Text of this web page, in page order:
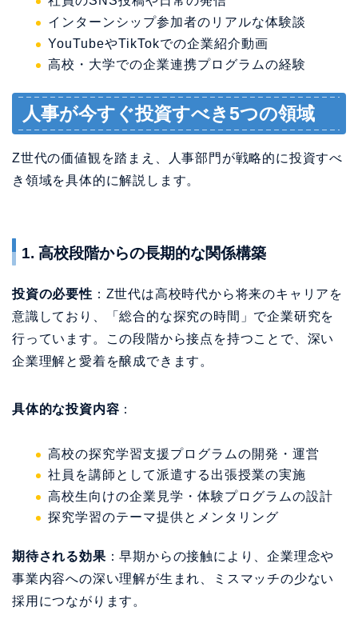
インターンシップ参加者のリアルな体験談
YouTubeやTikTokでの企業紹介動画
高校・大学での企業連携プログラムの経験
人事が今すぐ投資すべき5つの領域
Z世代の価値観を踏まえ、人事部門が戦略的に投資すべ
き領域を具体的に解説します。
1. 高校段階からの長期的な関係構築
投資の必要性 ：Z世代は高校時代から将来のキャリアを
意識しており、「総合的な探究の時間」で企業研究を
行っています。この段階から接点を持つことで、深い
企業理解と愛着を醸成できます。
具体的な投資内容 ：
高校の探究学習支援プログラムの開発・運営
社員を講師として派遣する出張授業の実施
高校生向けの企業見学・体験プログラムの設計
探究学習のテーマ提供とメンタリング
期待される効果 ：早期からの接触により、企業理念や
事業内容への深い理解が生まれ、ミスマッチの少ない
採用につながります。